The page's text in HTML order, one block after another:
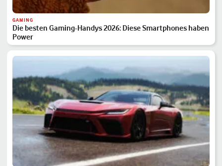
GAMING
Die besten Gaming-Handys 2026: Diese Smartphones haben
Power